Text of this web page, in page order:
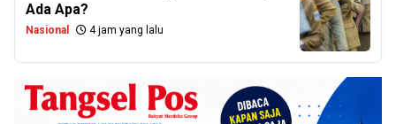
Ada Apa?
Nasional 4 jam yang lalu